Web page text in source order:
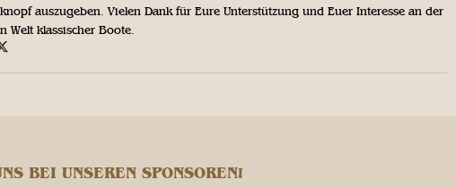
auszugeben. Vielen Dank für Eure Unterstützung und Euer Interesse an der
Welt klassischer Boote.
BEI UNSEREN SPONSOREN!